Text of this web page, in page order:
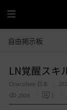
全
体
自由掲示板
LN覚醒スキ
Chocobee-日本
2004
1